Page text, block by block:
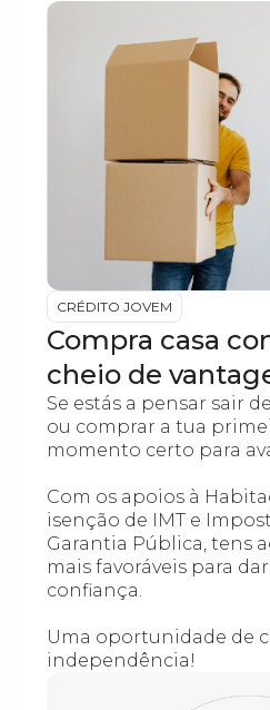
CRÉDITO JOVEM
Compra casa
cheio de
Se estás a pensar sair
ou comprar a tua
momento certo para
Com os apoios à
isenção de IMT e
Garantia Pública, tens
mais favoráveis para
confiança.
Uma oportunidade de
independência!